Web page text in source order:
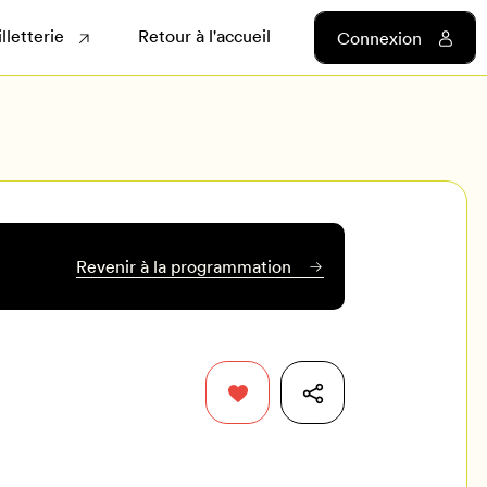
Retour à l'accueil Connexion
Revenir à la programmation